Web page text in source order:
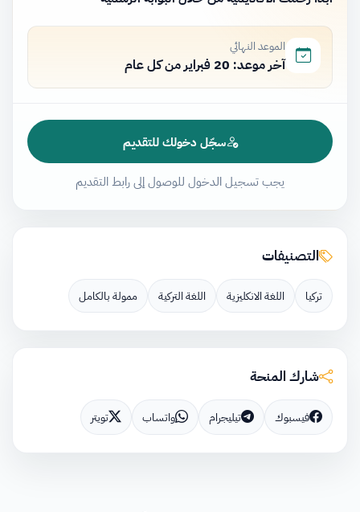
الموعد النهائي
آخر موعد: 20 فبراير من كل عام
سجّل دخولك للتقديم
يجب تسجيل الدخول للوصول إلى رابط التقديم
التصنيفات
تركيا اللغة الانكليزية اللغة التركية ممولة بالكامل
شارك المنحة
فيسبوك تيليجرام واتساب تويتر